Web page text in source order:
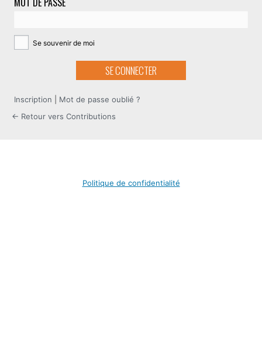
Se souvenir de moi
Inscription
Mot de passe oublié ?
← Retour vers Contributions
Politique de confidentialité